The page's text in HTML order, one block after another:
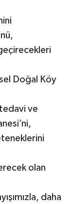
Doğal Köy
ve
olan
daha